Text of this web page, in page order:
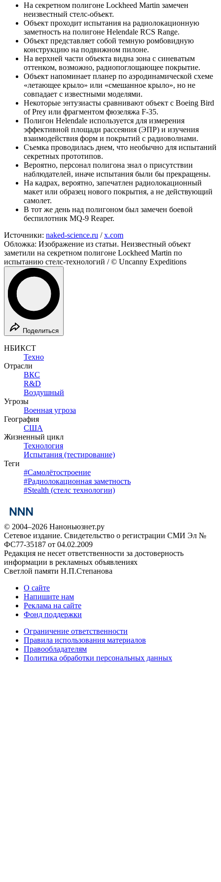
На секретном полигоне Lockheed Martin замечен
неизвестный стелс-объект.
Объект проходит испытания на радиолокационную
заметность на полигоне Helendale RCS Range.
Объект представляет собой темную ромбовидную
конструкцию на подвижном пилоне.
На верхней части объекта видна зона с синеватым
оттенком, возможно, радиопоглощающее покрытие.
Объект напоминает планер по аэродинамической схеме
«летающее крыло» или «смешанное крыло», но не
совпадает с известными моделями.
Некоторые энтузиасты сравнивают объект с Boeing Bird
of Prey или фрагментом фюзеляжа F-35.
Полигон Helendale используется для измерения
эффективной площади рассеяния (ЭПР) и изучения
взаимодействия форм и покрытий с радиоволнами.
Съемка проводилась днем, что необычно для испытаний
секретных прототипов.
Вероятно, персонал полигона знал о присутствии
наблюдателей, иначе испытания были бы прекращены.
На кадрах, вероятно, запечатлен радиолокационный
макет или образец нового покрытия, а не действующий
самолет.
В тот же день над полигоном был замечен боевой
беспилотник MQ-9 Reaper.
Источники: naked-science.ru /x.com
Обложка: Изображение из статьи. Неизвестный объект
заметили на секретном полигоне Lockheed Martin по
испытанию стелс-технологий / © Uncanny Expeditions
Поделиться
НБИКСТ
Техно
Отрасли
ВКС
R&D
Воздушный
Угрозы
Военная угроза
География
США
Жизненный цикл
Технология
Испытания (тестирование)
Теги
#Самолётостроение
#Радиолокационная заметность
#Stealth (стелс технологии)
© 2004–2026 Наноньюзнет.ру
Сетевое издание. Свидетельство о регистрации СМИ Эл №
ФС77-35187 от 04.02.2009
Редакция не несет ответственности за достоверность
информации в рекламных объявлениях
Светлой памяти Н.П.Степанова
О сайте
Напишите нам
Реклама на сайте
Фонд поддержки
Ограничение ответственности
Правила использования материалов
Правообладателям
Политика обработки персональных данных